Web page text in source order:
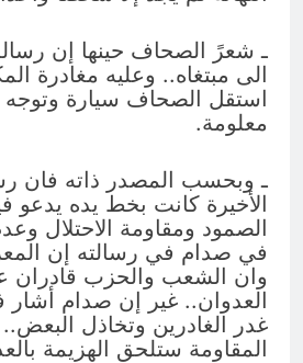
ـ شعرً الصحاف حينها إن
الى مبتغاه.. وعليه مغادرة
استقل الصحاف سيارة وتوجه
معلومة.
ـ وبحسب المصدر ذاته فان
الأخيرة كانت بخط يده يدعو
الصمود ومقاومة الاحتلال
في صدام في رسالته إن
وان الشعب والحزب قادران
العدوان.. غير إن صدام أشار
غدر الغادرين وتخاذل
المقاومة ستلحق الهزيمة